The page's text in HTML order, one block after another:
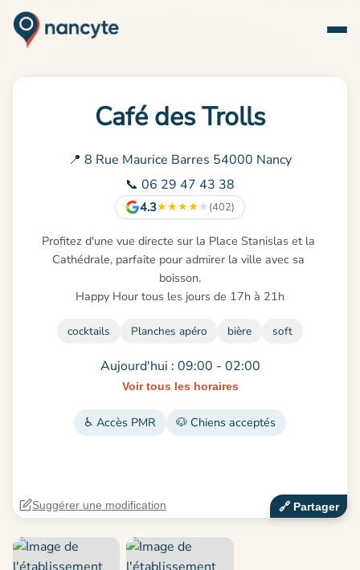
Café des Trolls
📍 8 Rue Maurice Barres 54000 Nancy
📞 06 29 47 43 38
4.3★★★★★ (402)
Profitez d'une vue directe sur la Place Stanislas et la
Cathédrale, parfaite pour admirer la ville avec sa
boisson.
Happy Hour tous les jours de 17h à 21h
cocktails Planches apéro bière soft
Aujourd'hui : 09:00 - 02:00
Voir tous les horaires
♿ Accès PMR 🐶 Chiens acceptés
🔗‍️ Partager
Suggérer une modification